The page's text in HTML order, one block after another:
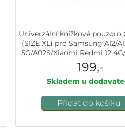
Univerzální knížkové pouzdro
(SIZE XL) pro Samsung A12/
5G/A02S/Xiaomi Redmi 12
12 4G/12 Pro 5G/Oppo A53S/
black
199,-
Skladem u
Přidat do košíku